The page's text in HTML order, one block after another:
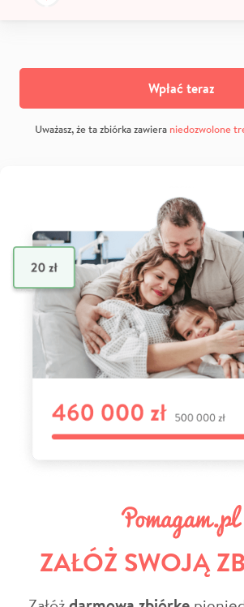
Wpłać teraz
Uważasz, że ta zbiórka zawiera niedozwolone
ZAŁÓŻ SWOJĄ